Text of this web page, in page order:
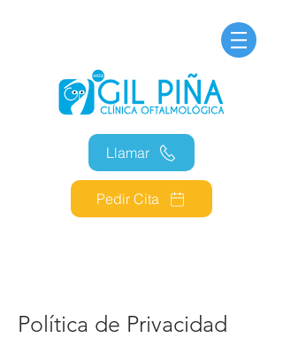
Llamar
Pedir Cita
Política de Privacidad